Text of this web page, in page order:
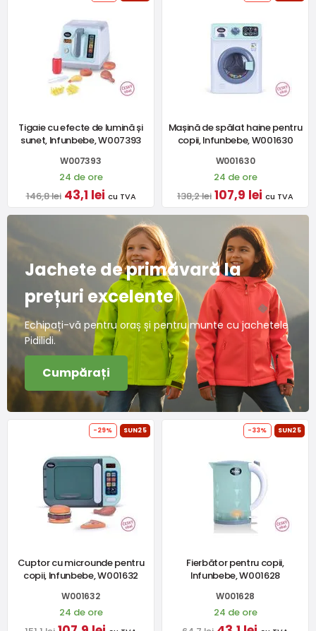
Tigaie cu efecte de lumină și
sunet, Infunbebe, W007393
W007393
24 de ore
146,8 lei 43,1 lei cu TVA
Mașină de spălat haine pentru
copii, Infunbebe, W001630
W001630
24 de ore
138,2 lei 107,9 lei cu TVA
Jachete de primăvară la
prețuri excelente
Echipați-vă pentru oraș și pentru munte cu jachetele
Pidilidi.
Cumpărați
-29% SUN25
Cuptor cu microunde pentru
copii, Infunbebe, W001632
W001632
24 de ore
-33% SUN25
Fierbător pentru copii,
Infunbebe, W001628
W001628
24 de ore